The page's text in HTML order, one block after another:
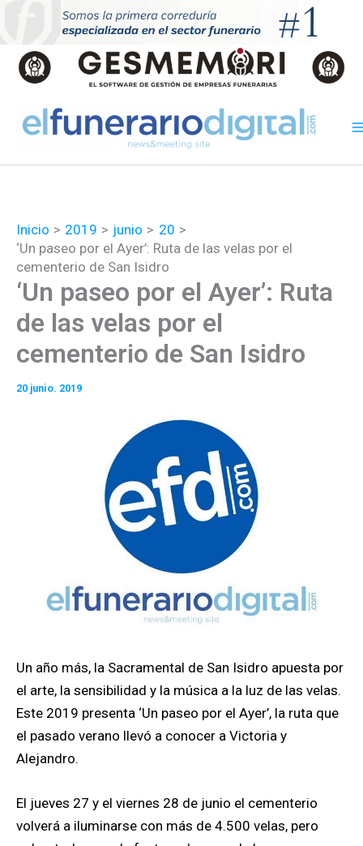
contenido
Inicio 2019 junio
20
‘Un paseo por el Ayer’: Ruta de las velas por el
cementerio de San Isidro
‘Un paseo por el Ayer’: Ruta
de las velas por el
cementerio de San Isidro
20 junio. 2019
Un año más, la Sacramental de San Isidro apuesta por
el arte, la sensibilidad y la música a la luz de las velas.
Este 2019 presenta ‘Un paseo por el Ayer’, la ruta que
el pasado verano llevó a conocer a Victoria y
Alejandro.
El jueves 27 y el viernes 28 de junio el cementerio
volverá a iluminarse con más de 4.500 velas, pero